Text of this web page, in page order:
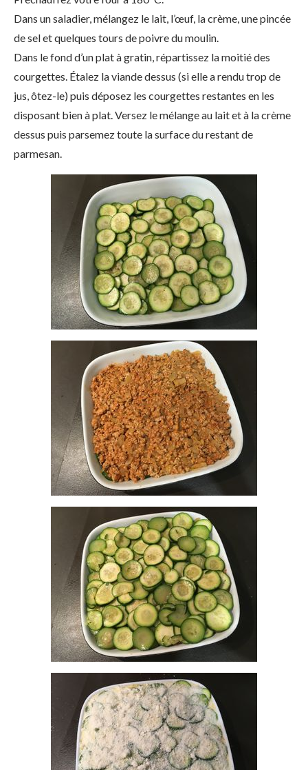
Dans un saladier, mélangez le lait, l’œuf, la crème, une pincée
de sel et quelques tours de poivre du moulin.
Dans le fond d’un plat à gratin, répartissez la moitié des
courgettes. Étalez la viande dessus (si elle a rendu trop de
jus, ôtez-le) puis déposez les courgettes restantes en les
disposant bien à plat. Versez le mélange au lait et à la crème
dessus puis parsemez toute la surface du restant de
parmesan.